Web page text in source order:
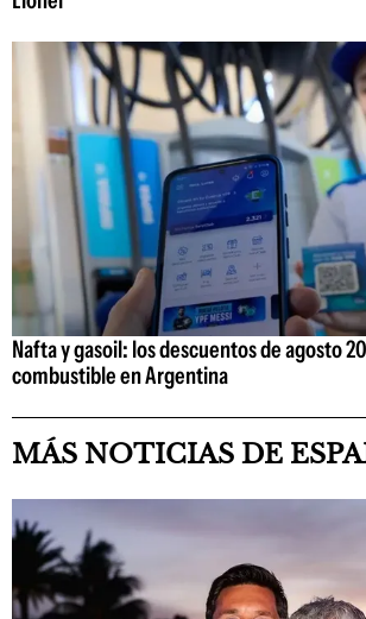
Nafta y gasoil: los descuentos de agosto
combustible en Argentina
MÁS NOTICIAS DE